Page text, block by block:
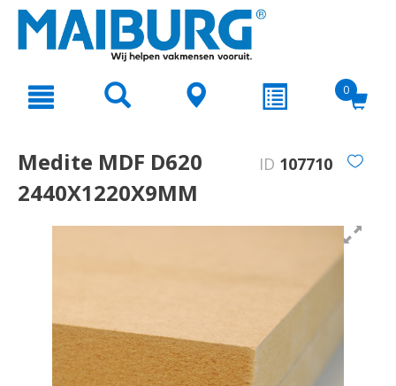
text.skipToNavigation
0
Medite MDF D620
2440X1220X9MM
ID 107710